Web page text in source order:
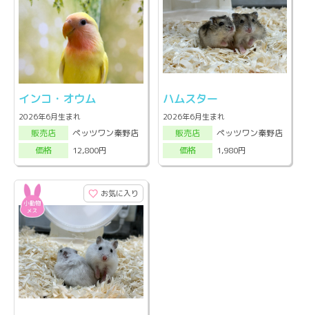
インコ・オウム
2026年6月生まれ
販売店
ペッツワン秦野店
価格
12,800円
ハムスター
2026年6月生まれ
販売店
ペッツワン秦野店
価格
1,980円
お気に入り